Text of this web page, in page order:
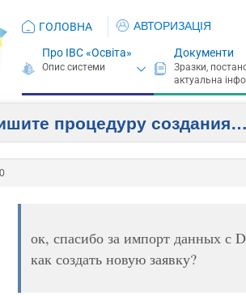
ГОЛОВНА АВТОРИЗАЦІЯ
Про ІВС «Освіта» Документи
процедуру создания…
ок, спасибо за импорт данных с
как создать новую заявку?